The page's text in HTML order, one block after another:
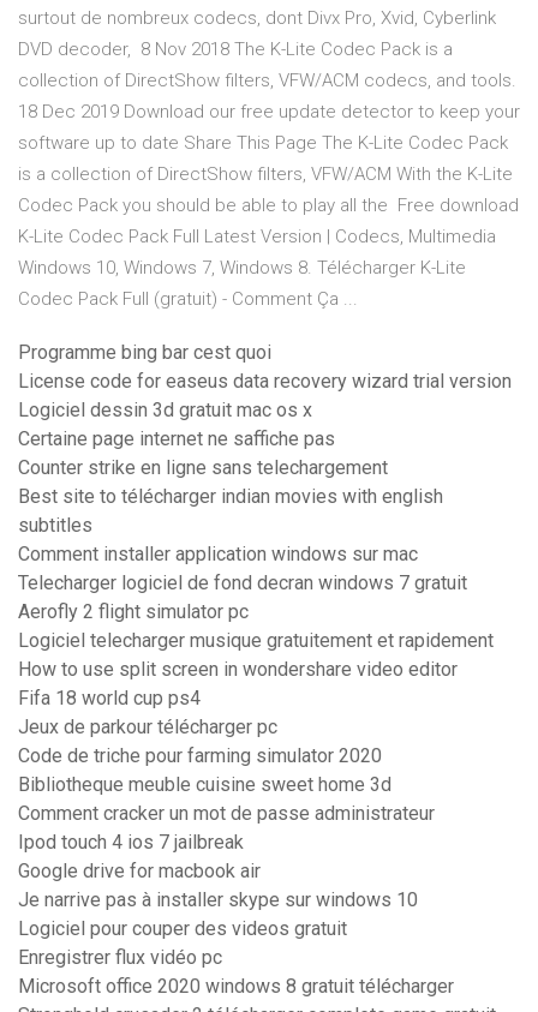
surtout de nombreux codecs, dont Divx Pro, Xvid, Cyberlink
DVD decoder, 8 Nov 2018 The K-Lite Codec Pack is a
collection of DirectShow filters, VFW/ACM codecs, and tools.
18 Dec 2019 Download our free update detector to keep your
software up to date Share This Page The K-Lite Codec Pack
is a collection of DirectShow filters, VFW/ACM With the K-Lite
Codec Pack you should be able to play all the Free download
K-Lite Codec Pack Full Latest Version | Codecs, Multimedia
Windows 10, Windows 7, Windows 8. Télécharger K-Lite
Codec Pack Full (gratuit) - Comment Ça ...
Programme bing bar cest quoi
License code for easeus data recovery wizard trial version
Logiciel dessin 3d gratuit mac os x
Certaine page internet ne saffiche pas
Counter strike en ligne sans telechargement
Best site to télécharger indian movies with english
subtitles
Comment installer application windows sur mac
Telecharger logiciel de fond decran windows 7 gratuit
Aerofly 2 flight simulator pc
Logiciel telecharger musique gratuitement et rapidement
How to use split screen in wondershare video editor
Fifa 18 world cup ps4
Jeux de parkour télécharger pc
Code de triche pour farming simulator 2020
Bibliotheque meuble cuisine sweet home 3d
Comment cracker un mot de passe administrateur
Ipod touch 4 ios 7 jailbreak
Google drive for macbook air
Je narrive pas à installer skype sur windows 10
Logiciel pour couper des videos gratuit
Enregistrer flux vidéo pc
Microsoft office 2020 windows 8 gratuit télécharger